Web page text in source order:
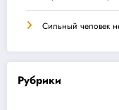
Сильный человек
Рубрики